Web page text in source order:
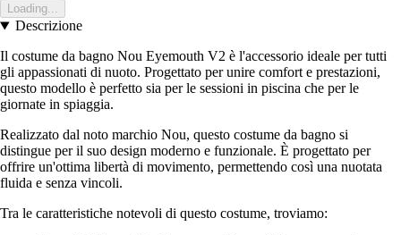
Loading...
Descrizione
Il costume da bagno Nou Eyemouth V2 è l'accessorio ideale per tutti
gli appassionati di nuoto. Progettato per unire comfort e prestazioni,
questo modello è perfetto sia per le sessioni in piscina che per le
giornate in spiaggia.
Realizzato dal noto marchio Nou, questo costume da bagno si
distingue per il suo design moderno e funzionale. È progettato per
offrire un'ottima libertà di movimento, permettendo così una nuotata
fluida e senza vincoli.
Tra le caratteristiche notevoli di questo costume, troviamo: